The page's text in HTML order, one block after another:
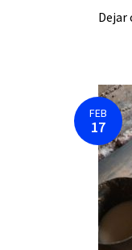
Dejar
FEB
17